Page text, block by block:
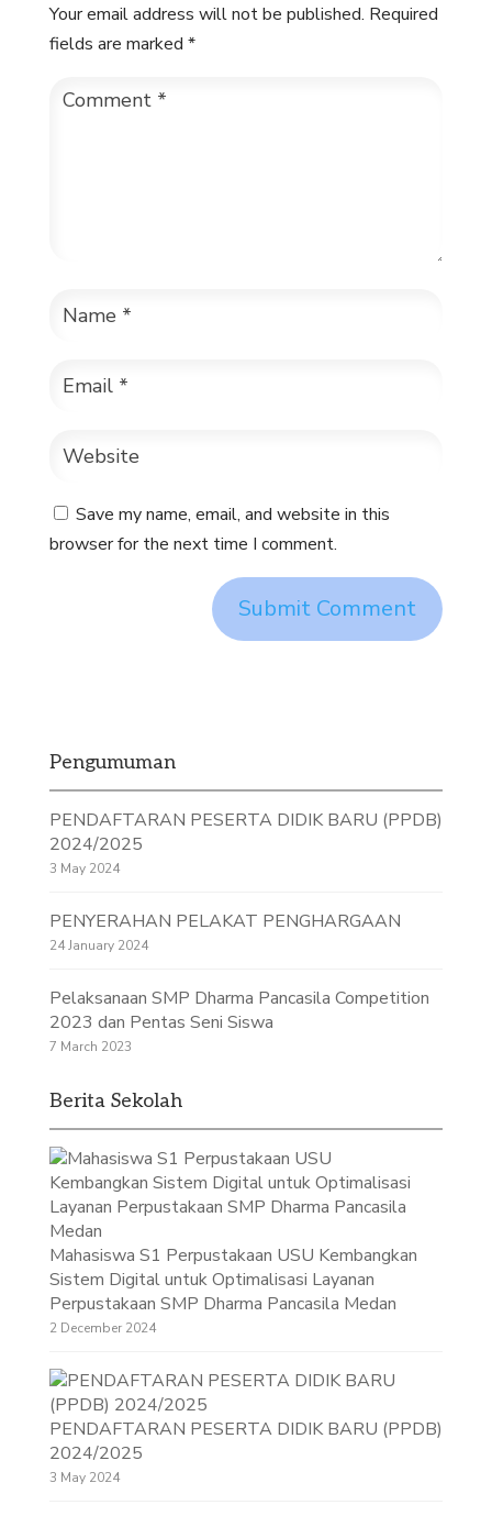
Your email address will not be published. Required
fields are marked *
Save my name, email, and website in this
browser for the next time I comment.
Pengumuman
PENDAFTARAN PESERTA DIDIK BARU (PPDB)
2024/2025
3 May 2024
PENYERAHAN PELAKAT PENGHARGAAN
24 January 2024
Pelaksanaan SMP Dharma Pancasila Competition
2023 dan Pentas Seni Siswa
7 March 2023
Berita Sekolah
Mahasiswa S1 Perpustakaan USU Kembangkan
Sistem Digital untuk Optimalisasi Layanan
Perpustakaan SMP Dharma Pancasila Medan
2 December 2024
PENDAFTARAN PESERTA DIDIK BARU (PPDB)
2024/2025
3 May 2024